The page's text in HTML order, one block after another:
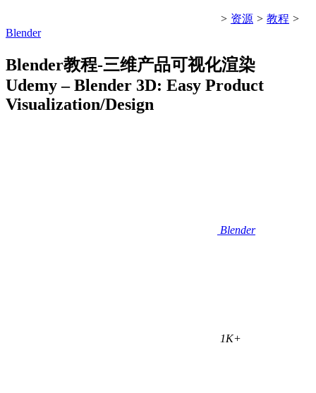
> 资源 > 教程 >
Blender
Blender教程-三维产品可视化渲染
Udemy – Blender 3D: Easy Product
Visualization/Design
Blender
1K+